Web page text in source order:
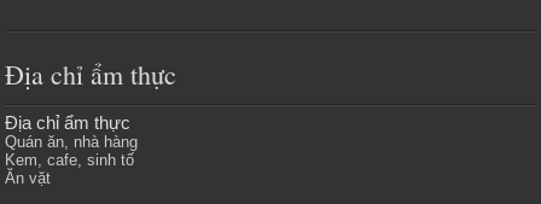
Địa chỉ ẩm thực
Địa chỉ ẩm thực
Quán ăn, nhà hàng
Kem, cafe, sinh tố
Ăn vặt